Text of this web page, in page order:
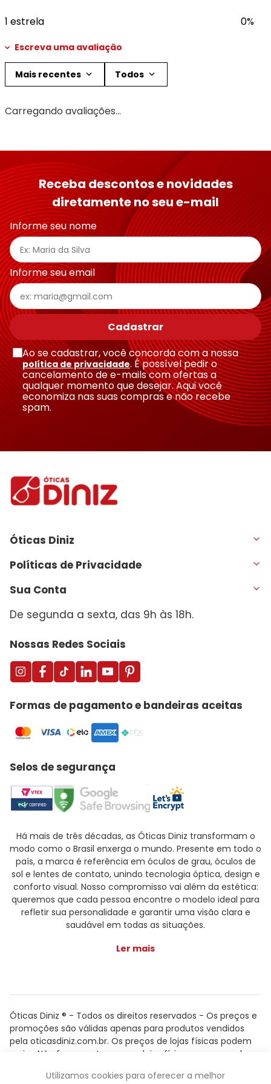
1 estrela 0%
Escreva uma avaliação
Título
Avalie o produto de 1 a 5 estrelas
★★★★★
Seu nome
Endereço de email
Escreva uma avaliação
Enviar avaliação
Mais recentes Todos
Carregando avaliações…
Receba descontos e novidades
diretamente no seu e-mail
Informe seu nome
Informe seu email
Cadastrar
Ao se cadastrar, você concorda com a nossa
política de privacidade. É possível pedir o
cancelamento de e-mails com ofertas a
qualquer momento que desejar. Aqui você
economiza nas suas compras e não recebe
spam.
Óticas Diniz
Políticas de Privacidade
Sua Conta
De segunda a sexta, das 9h às 18h.
Nossas Redes Sociais
Formas de pagamento e bandeiras aceitas
Selos de segurança
Há mais de três décadas, as Óticas Diniz transformam o
modo como o Brasil enxerga o mundo. Presente em todo o
país, a marca é referência em óculos de grau, óculos de
sol e lentes de contato, unindo tecnologia óptica, design e
conforto visual. Nosso compromisso vai além da estética:
queremos que cada pessoa encontre o modelo ideal para
refletir sua personalidade e garantir uma visão clara e
saudável em todas as situações.
Ler mais
Óticas Diniz ® - Todos os direitos reservados - Os preços e
promoções são válidas apenas para produtos vendidos
pela oticasdiniz.com.br. Os preços de lojas físicas podem
variar. Não fazemos trocas em lojas físicas, apenas pelo
Utilizamos cookies para oferecer a melhor